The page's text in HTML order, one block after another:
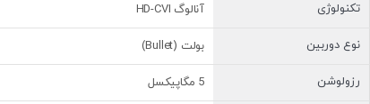
تکنولوژی آنالوگ HD-CVI
نوع دوربین بولت (Bullet)
رزولوشن 5 مگاپیکسل